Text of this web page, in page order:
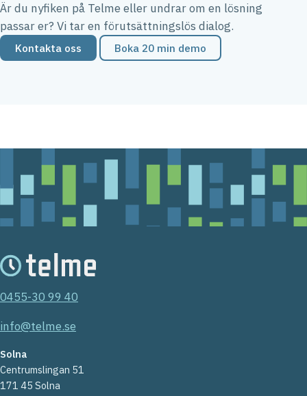
Är du nyfiken på Telme eller undrar om en lösning
passar er? Vi tar en förutsättningslös dialog.
Kontakta oss Boka 20 min demo
0455-30 99 40
info@telme.se
Solna
Centrumslingan 51
171 45 Solna